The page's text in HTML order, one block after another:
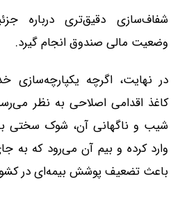
شفاف‌سازی دقیق‌تری درباره
وضعیت مالی صندوق انجام گیرد.
در نهایت، اگرچه یکپارچه‌سازی
کاغذ اقدامی اصلاحی به نظر
شیب و ناگهانی آن، شوک سختی
وارد کرده و بیم آن می‌رود که به
باعث تضعیف پوشش بیمه‌ای در